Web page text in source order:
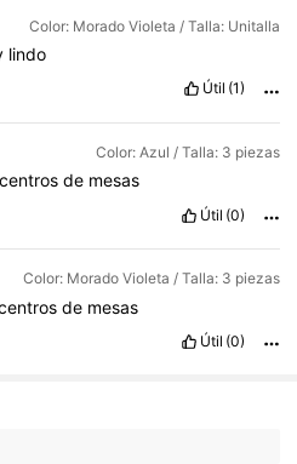
Color: Morado Violeta / Talla: Unitalla
lindo
Útil (1)
Color: Azul / Talla: 3 piezas
centros de mesas
Útil (0)
Color: Morado Violeta / Talla: 3 piezas
de mesas
Útil (0)